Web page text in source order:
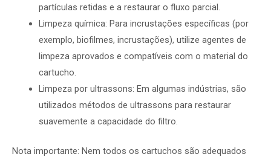
partículas retidas e a restaurar o fluxo parcial.
Limpeza química: Para incrustações específicas (por
exemplo, biofilmes, incrustações), utilize agentes de
limpeza aprovados e compatíveis com o material do
cartucho.
Limpeza por ultrassons: Em algumas indústrias, são
utilizados métodos de ultrassons para restaurar
suavemente a capacidade do filtro.
Nota importante: Nem todos os cartuchos são adequados